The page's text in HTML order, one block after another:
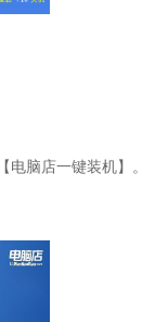
脑店一键装机】。